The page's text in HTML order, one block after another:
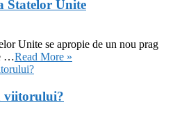
Statelor Unite
Unite se apropie de un nou prag
…Read More »
viitorului?